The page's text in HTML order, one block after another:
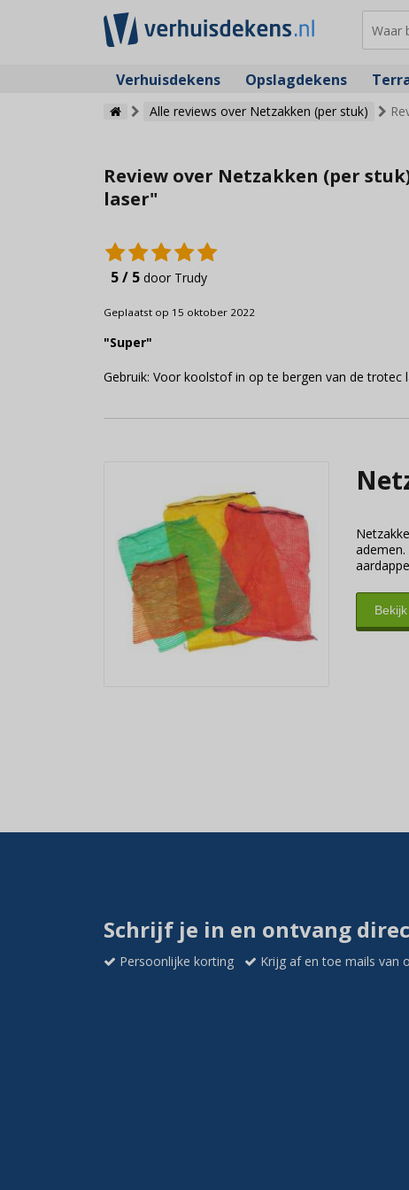
Verhuisdekens Opslagdekens
Alle reviews over Netzakken (per stuk)
Review over Netzakken (per
laser"
5 / 5 door Trudy
Geplaatst op 15 oktober 2022
"Super"
Gebruik: Voor koolstof in op te bergen van de trotec
Schrijf je in en ontvang
Persoonlijke korting Krijg af en toe mails van